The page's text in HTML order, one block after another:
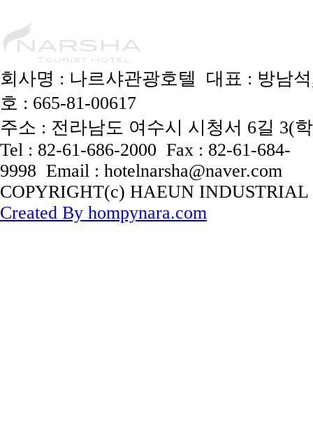
회사명 : 나르샤관광호텔 대표 : 방남
호 : 665-81-00617
주소 : 전라남도 여수시 시청서 6길 3(
Tel : 82-61-686-2000 Fax : 82-61-684-
9998 Email : hotelnarsha@naver.com
COPYRIGHT(c) HAEUN
Created By hompynara.com